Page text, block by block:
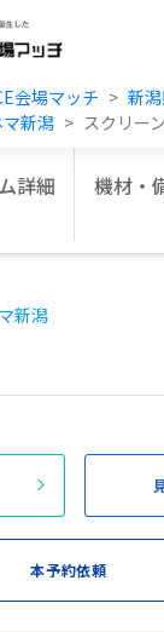
会場マッチ
新
新潟
スクリー
詳細 機材・
新潟
本予約依頼